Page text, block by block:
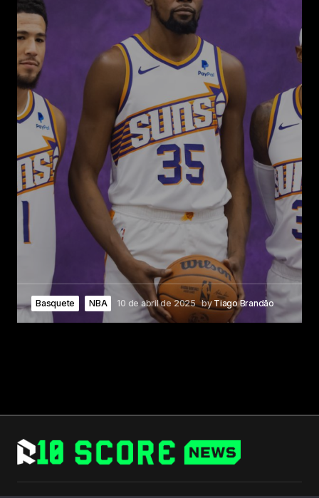
Basquete NBA 10 de abril de 2025 by Tiago Brandão